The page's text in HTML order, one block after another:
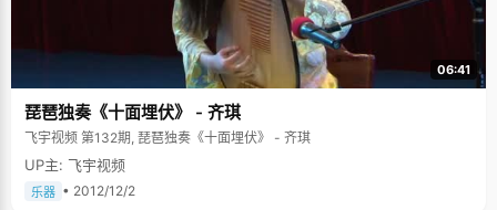
06:41
琵琶独奏《十面埋伏》 - 齐琪
飞宇视频 第132期, 琵琶独奏《十面埋伏》 - 齐琪
UP主: 飞宇视频
乐器 • 2012/12/2